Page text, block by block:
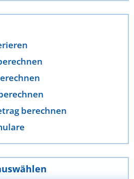
berechnen